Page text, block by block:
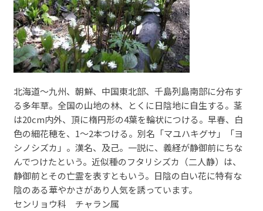
北海道～九州、朝鮮、中国東北部、千島列島南部に分布す
る多年草。全国の山地の林、とくに日陰地に自生する。茎
は20cm内外、頂に楕円形の4葉を輪状につける。早春、白
色の細花穂を、1～2本つける。別名「マユハキグサ」「ヨ
シノシズカ」。漢名、及己。一説に、義経が静御前にちな
んでつけたという。近似種のフタリシズカ（二人静）は、
静御前とその亡霊を表すともいう。日陰の白い花に特有な
陰のある華やかさがあり人気を誘っています。
センリョウ科 チャラン属